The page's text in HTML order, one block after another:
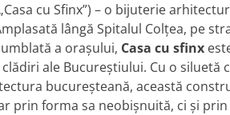
cu Sfinx”) – o bijuterie
lângă Spitalul Colțea, pe
a orașului, Casa cu sfinx
ale Bucureștiului. Cu o siluetă
bucureșteană, această
prin forma sa neobișnuită, ci și